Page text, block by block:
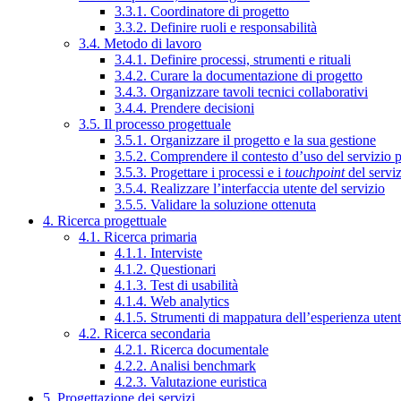
3.3.1. Coordinatore di progetto
3.3.2. Definire ruoli e responsabilità
3.4. Metodo di lavoro
3.4.1. Definire processi, strumenti e rituali
3.4.2. Curare la documentazione di progetto
3.4.3. Organizzare tavoli tecnici collaborativi
3.4.4. Prendere decisioni
3.5. Il processo progettuale
3.5.1. Organizzare il progetto e la sua gestione
3.5.2. Comprendere il contesto d’uso del servizio
3.5.3. Progettare i processi e i touchpointdel
3.5.4. Realizzare l’interfaccia utente del servizio
3.5.5. Validare la soluzione ottenuta
4. Ricerca progettuale
4.1. Ricerca primaria
4.1.1. Interviste
4.1.2. Questionari
4.1.3. Test di usabilità
4.1.4. Web analytics
4.1.5. Strumenti di mappatura dell’esperienza
4.2. Ricerca secondaria
4.2.1. Ricerca documentale
4.2.2. Analisi benchmark
4.2.3. Valutazione euristica
5. Progettazione dei servizi